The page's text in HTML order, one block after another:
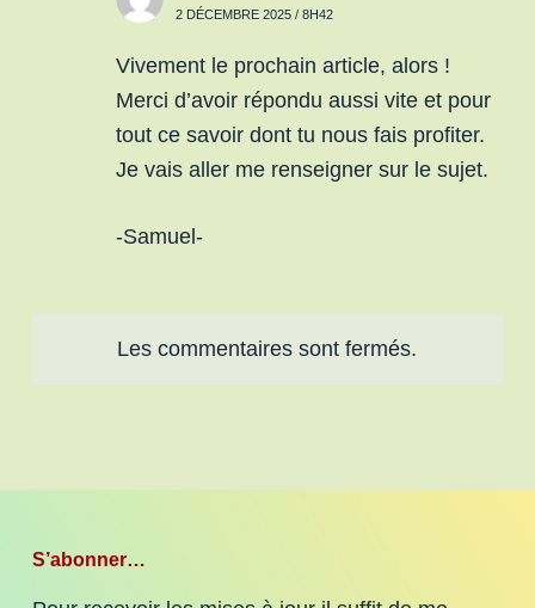
2 DÉCEMBRE 2025 / 8H42
Vivement le prochain article, alors !
Merci d’avoir répondu aussi vite et pour
tout ce savoir dont tu nous fais profiter.
Je vais aller me renseigner sur le sujet.
-Samuel-
Les commentaires sont fermés.
S’abonner…